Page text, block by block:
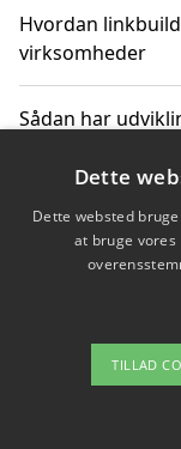
Hvordan
virksomheder
Sådan har
Om /
Dette
Dette websted
at bruge vores
TILLAD